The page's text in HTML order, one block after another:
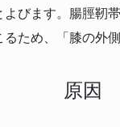
びます。腸脛靭
ため、「膝の外
原因